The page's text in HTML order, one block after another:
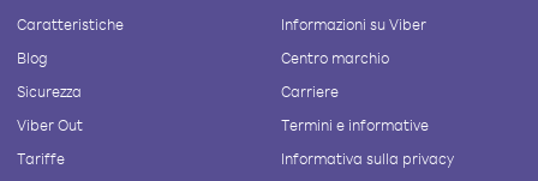
Caratteristiche
Blog
Sicurezza
Viber Out
Tariffe
Informazioni su Viber
Centro marchio
Carriere
Termini e informative
Informativa sulla privacy